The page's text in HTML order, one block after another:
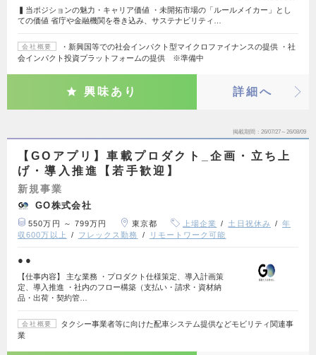
▍当ポジションの魅力・キャリア価値 ・未開拓市場の「ルールメイカー」とし
ての価値 省庁や金融機関を巻き込み、サステナビリティ…
会社概要
・新興国等での社会インパクト型マイクロファイナンスの提供 ・社
会インパクト投資プラットフォームの提供 ※準備中
興味あり 詳細へ
掲載期間 26/07/27～26/08/09
【GOアプリ】車載プロダクト_企画・立ち上
げ・導入推進【若手歓迎】
新規事業
GO株式会社
550万円 ～ 799万円 東京都 上場企業 土日祝休み
年
収600万以上
フレックス勤務 リモートワーク可能
●●
【仕事内容】 主な業務 ・プロダクト仕様策定、導入計画策
定、導入推進 ・社内のフロー構築（支払い・請求・資材納
品・出荷・契約管…
会社概要
タクシー事業者等に向けた配車システム提供などモビリティ関連事
業